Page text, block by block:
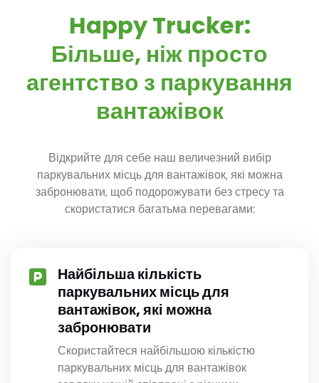
Happy Trucker:
Більше, ніж просто
агентство з паркування
вантажівок
Відкрийте для себе наш величезний вибір
паркувальних місць для вантажівок, які можна
забронювати, щоб подорожувати без стресу та
скористатися багатьма перевагами:
Найбільша кількість
паркувальних місць для
вантажівок, які можна
забронювати
Скористайтеся найбільшою кількістю
паркувальних місць для вантажівок